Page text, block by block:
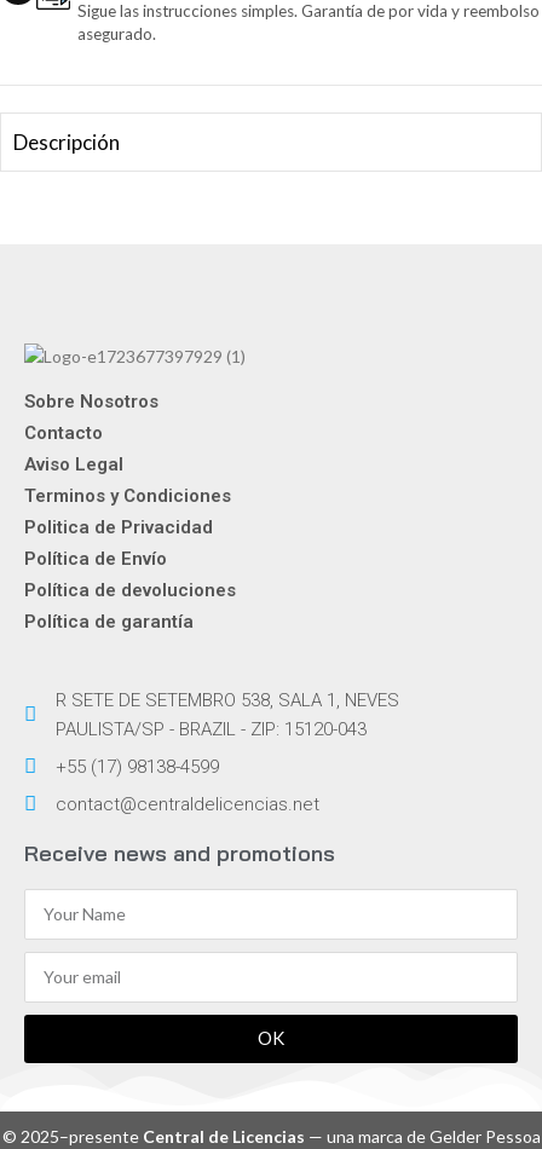
Sigue las instrucciones simples. Garantía de por vida y reembolso
asegurado.
Descripción
Sobre Nosotros
Contacto
Aviso Legal
Terminos y Condiciones
Politica de Privacidad
Política de Envío
Política de devoluciones
Política de garantía
R SETE DE SETEMBRO 538, SALA 1, NEVES
PAULISTA/SP - BRAZIL - ZIP: 15120-043
+55 (17) 98138-4599
contact@centraldelicencias.net
Receive news and promotions
OK
© 2025–presente Central de Licencias — una marca de Gelder Pessoa